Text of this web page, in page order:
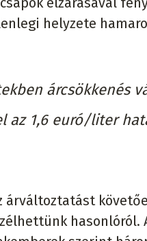
helyzete
árcsökkenés
az 1,6 euró/liter
árváltoztatást
hasonlóról.